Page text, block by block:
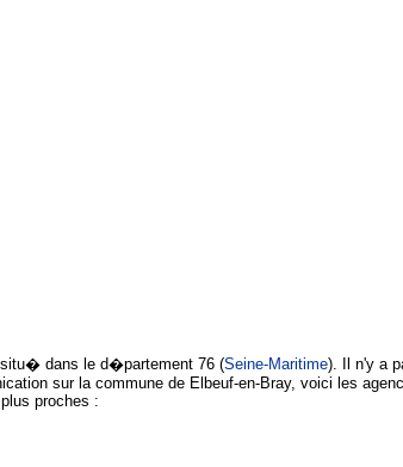
dans le d�partement 76 (Seine-Maritime). Il n'y a
sur la commune de Elbeuf-en-Bray, voici les
proches :